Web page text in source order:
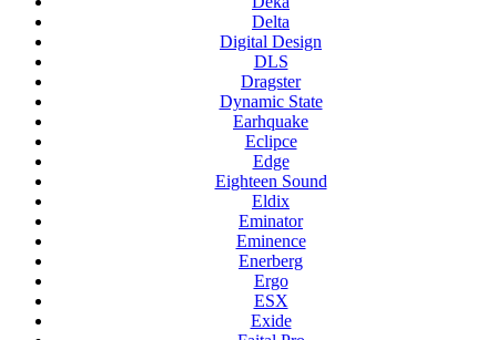
Delta
Digital Design
DLS
Dragster
Dynamic State
Earhquake
Eclipce
Edge
Eighteen Sound
Eldix
Eminator
Eminence
Enerberg
Ergo
ESX
Exide